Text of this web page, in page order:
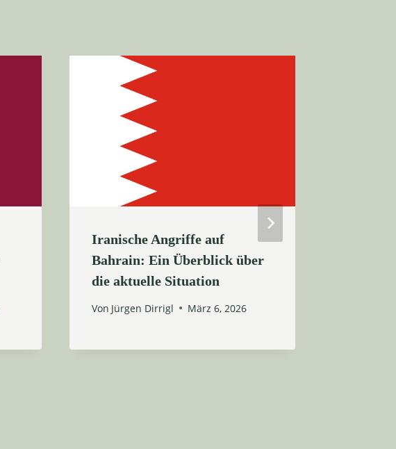
Iranische Angriffe auf
Bahrain: Ein Überblick über
die aktuelle Situation
Von Jürgen Dirrigl März 6, 2026